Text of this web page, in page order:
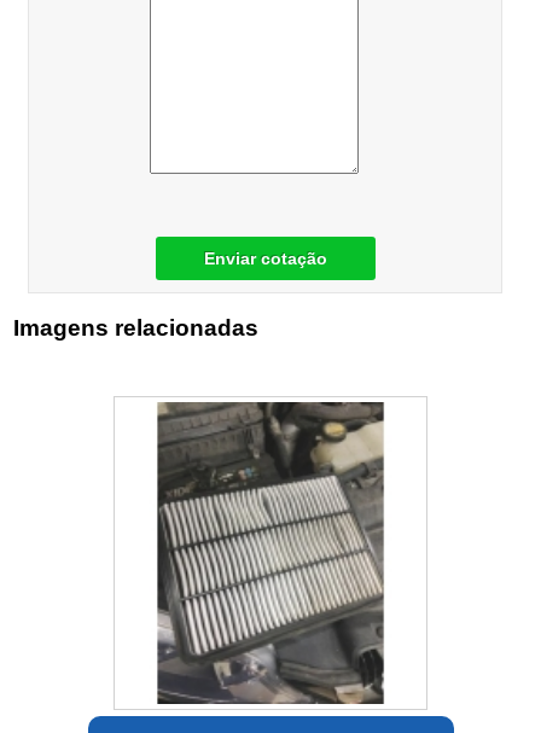
Enviar cotação
Imagens relacionadas